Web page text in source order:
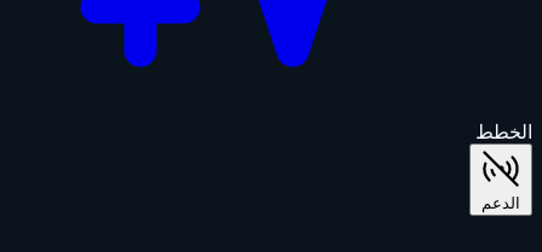
الخطط
الدعم